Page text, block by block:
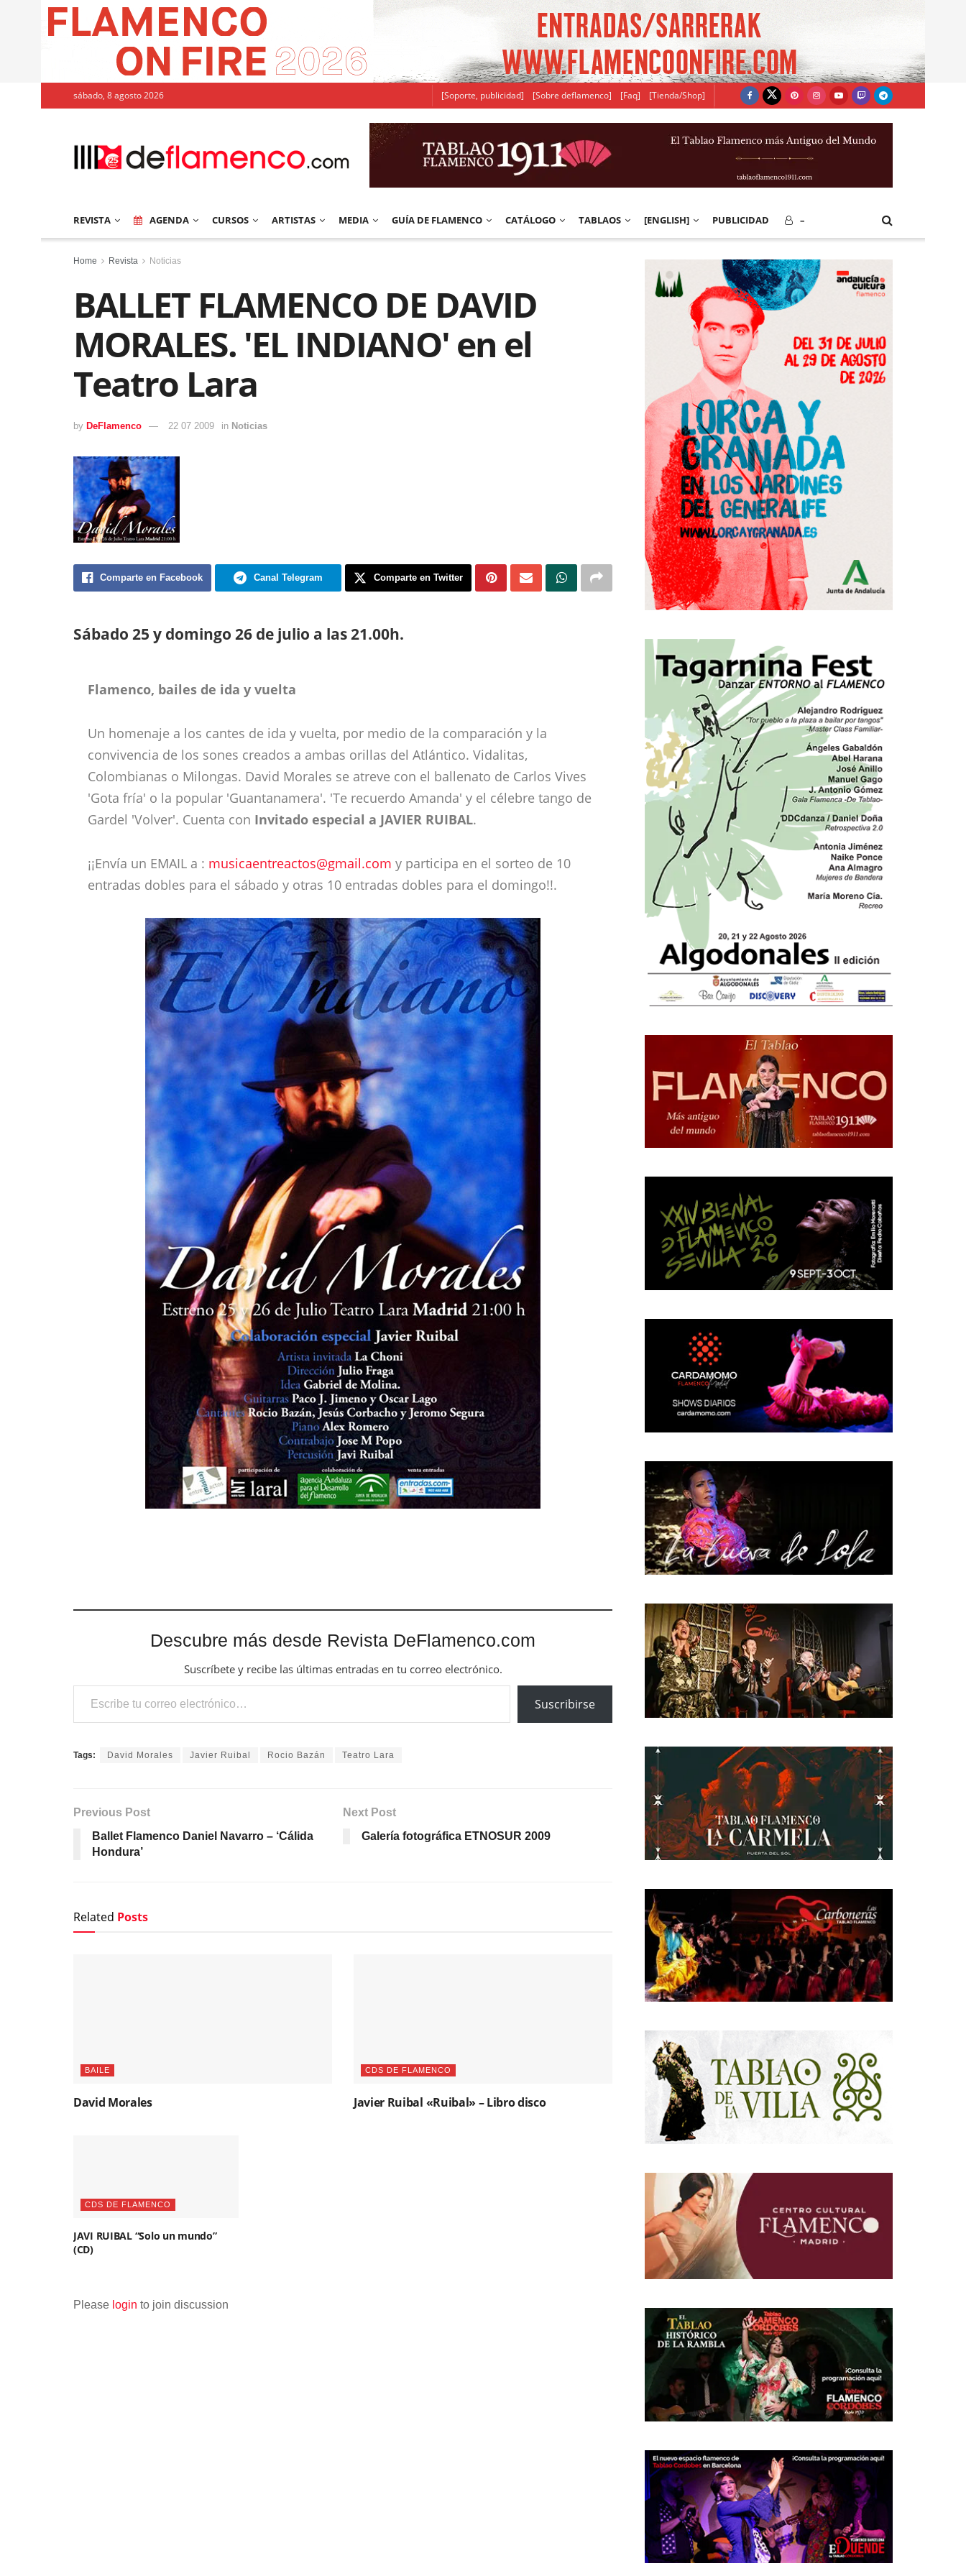
sábado, 8 agosto 2026 [Soporte, publicidad] [Sobre deflamenco] [Faq] [Tienda/Shop]
REVISTA AGENDA CURSOS ARTISTAS MEDIA GUÍA DE FLAMENCO CATÁLOGO TABLAOS [ENGLISH] PUBLICIDAD –
Home Revista Noticias
BALLET FLAMENCO DE DAVID
MORALES. 'EL INDIANO' en el
Teatro Lara
by DeFlamenco 22 07 2009 in Noticias
Comparte en Facebook Canal Telegram Comparte en Twitter
Sábado 25 y domingo 26 de julio a las 21.00h.
Flamenco, bailes de ida y vuelta
Un homenaje a los cantes de ida y vuelta, por medio de la comparación y la
convivencia de los sones creados a ambas orillas del Atlántico. Vidalitas,
Colombianas o Milongas. David Morales se atreve con el ballenato de Carlos Vives
'Gota fría' o la popular 'Guantanamera'. 'Te recuerdo Amanda' y el célebre tango de
Gardel 'Volver'. Cuenta con Invitado especial a JAVIER RUIBAL.
¡¡Envía un EMAIL a : musicaentreactos@gmail.com y participa en el sorteo de 10
entradas dobles para el sábado y otras 10 entradas dobles para el domingo!!.
Descubre más desde Revista DeFlamenco.com
Suscríbete y recibe las últimas entradas en tu correo electrónico.
Escribe tu correo electrónico…
Suscribirse
Tags: David Morales Javier Ruibal Rocio Bazán Teatro Lara
Previous Post
Ballet Flamenco Daniel Navarro – ‘Cálida
Hondura’
Next Post
Galería fotográfica ETNOSUR 2009
Related Posts
BAILE
David Morales
CDS DE FLAMENCO
Javier Ruibal «Ruibal» – Libro disco
CDS DE FLAMENCO
JAVI RUIBAL “Solo un mundo”
(CD)
Please login to join discussion